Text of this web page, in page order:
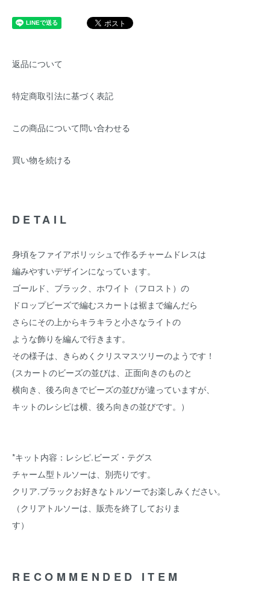
返品について
特定商取引法に基づく表記
この商品について問い合わせる
買い物を続ける
DETAIL
身頃をファイアポリッシュで作るチャームドレスは
編みやすいデザインになっています。
ゴールド、ブラック、ホワイト（フロスト）の
ドロップビーズで編むスカートは裾まで編んだら
さらにその上からキラキラと小さなライトの
ような飾りを編んで行きます。
その様子は、きらめくクリスマスツリーのようです！
(スカートのビーズの並びは、正面向きのものと
横向き、後ろ向きでビーズの並びが違っていますが、
キットのレシピは横、後ろ向きの並びです。）
*キット内容：レシピ.ビーズ・テグス
チャーム型トルソーは、別売りです。
クリア.ブラックお好きなトルソーでお楽しみください。
（クリアトルソーは、販売を終了しておりま
す）
RECOMMENDED ITEM